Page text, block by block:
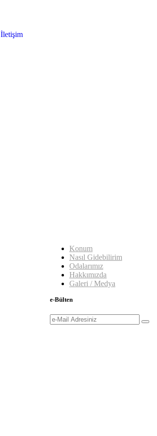
İletişim
Konum
Nasıl Gidebilirim
Odalarımız
Hakkımızda
Galeri / Medya
e-Bülten